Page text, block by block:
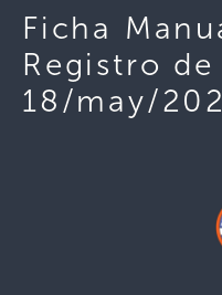
Ficha
Registro
18/may/